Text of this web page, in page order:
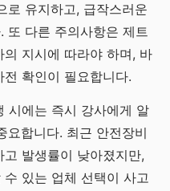
로 유지하고, 급작스러운
또 다른 주의사항은 제트
지시에 따라야 하며, 바
확인이 필요합니다.
시에는 즉시 강사에게 알
요합니다. 최근 안전장비
발생률이 낮아졌지만,
있는 업체 선택이 사고